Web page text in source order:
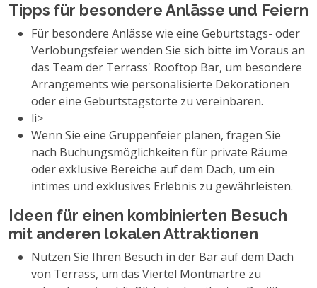
Tipps für besondere Anlässe und Feiern
Für besondere Anlässe wie eine Geburtstags- oder
Verlobungsfeier wenden Sie sich bitte im Voraus an
das Team der Terrass' Rooftop Bar, um besondere
Arrangements wie personalisierte Dekorationen
oder eine Geburtstagstorte zu vereinbaren.
li>
Wenn Sie eine Gruppenfeier planen, fragen Sie
nach Buchungsmöglichkeiten für private Räume
oder exklusive Bereiche auf dem Dach, um ein
intimes und exklusives Erlebnis zu gewährleisten.
Ideen für einen kombinierten Besuch
mit anderen lokalen Attraktionen
Nutzen Sie Ihren Besuch in der Bar auf dem Dach
von Terrass, um das Viertel Montmartre zu